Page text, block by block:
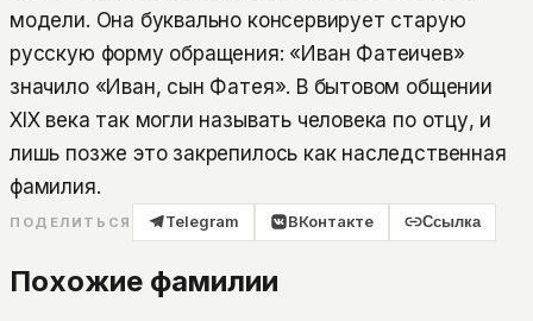
модели. Она буквально консервирует старую
русскую форму обращения: «Иван Фатеичев»
значило «Иван, сын Фатея». В бытовом общении
XIX века так могли называть человека по отцу, и
лишь позже это закрепилось как наследственная
фамилия.
ПОДЕЛИТЬСЯ Telegram ВКонтакте Ссылка
Похожие фамилии